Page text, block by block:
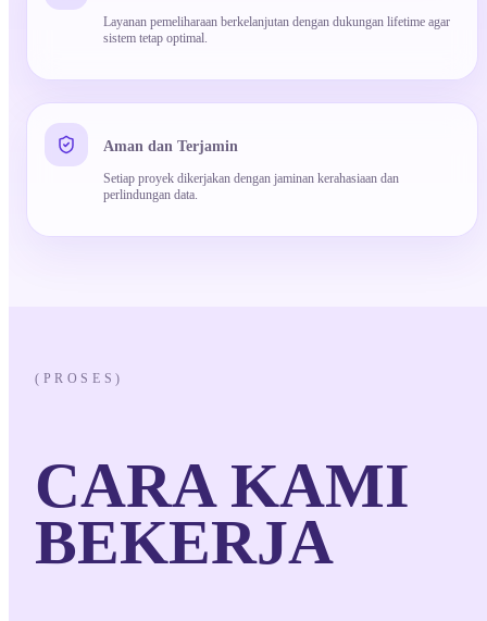
Layanan pemeliharaan berkelanjutan dengan dukungan lifetime agar
sistem tetap optimal.
Aman dan Terjamin
Setiap proyek dikerjakan dengan jaminan kerahasiaan dan
perlindungan data.
(PROSES)
CARA KAMI
BEKERJA